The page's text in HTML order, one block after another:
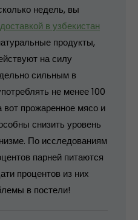
недель, вы
в узбекистан
продукты,
на силу
сильным в
не менее 100
вот прожаренное мясо и
снизить уровень
По исследованиям
парней питаются
процентов из них
в постели!